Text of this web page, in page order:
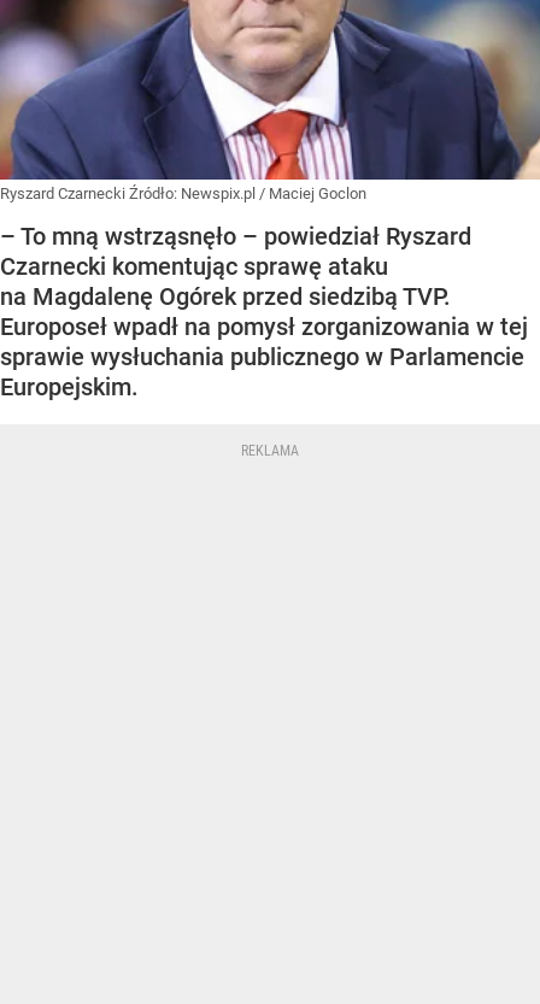
Ryszard Czarnecki Źródło: Newspix.pl / Maciej Goclon
– To mną wstrząsnęło – powiedział Ryszard
Czarnecki komentując sprawę ataku
na Magdalenę Ogórek przed siedzibą TVP.
Europoseł wpadł na pomysł zorganizowania w tej
sprawie wysłuchania publicznego w Parlamencie
Europejskim.